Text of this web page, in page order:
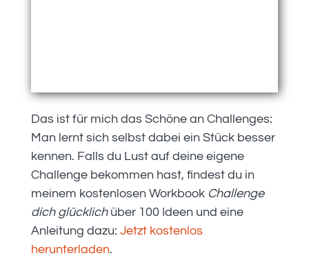
Das ist für mich das Schöne an Challenges:
Man lernt sich selbst dabei ein Stück besser
kennen. Falls du Lust auf deine eigene
Challenge bekommen hast, findest du in
meinem kostenlosen Workbook Challenge
dich glücklichüber 100 Ideen und eine
Anleitung dazu: Jetzt kostenlos
herunterladen.